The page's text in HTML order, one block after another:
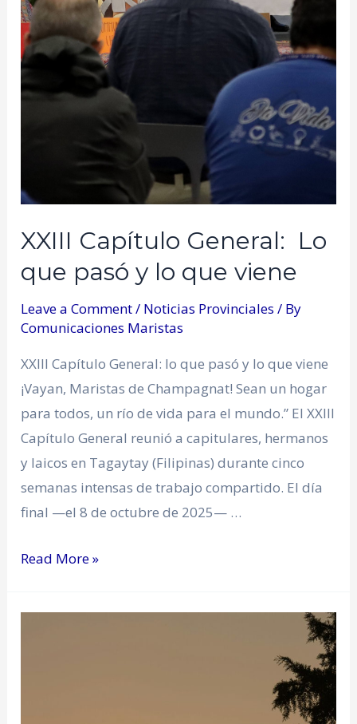
XXIII Capítulo General: Lo
que pasó y lo que viene
Leave a Comment/ Noticias Provinciales / By
Comunicaciones Maristas
XXIII Capítulo General: lo que pasó y lo que viene
¡Vayan, Maristas de Champagnat! Sean un hogar
para todos, un río de vida para el mundo.” El XXIII
Capítulo General reunió a capitulares, hermanos
y laicos en Tagaytay (Filipinas) durante cinco
semanas intensas de trabajo compartido. El día
final —el 8 de octubre de 2025— …
Read More »